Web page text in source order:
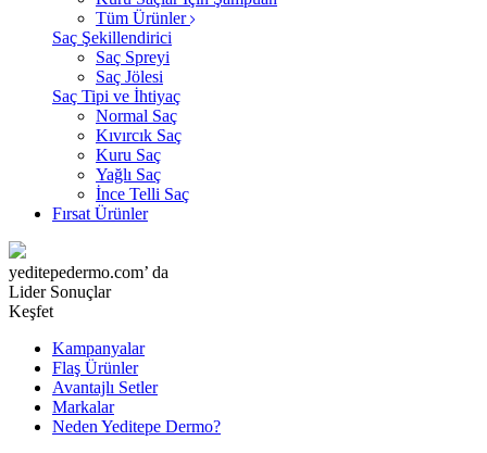
Tüm Ürünler
Saç Şekillendirici
Saç Spreyi
Saç Jölesi
Saç Tipi ve İhtiyaç
Normal Saç
Kıvırcık Saç
Kuru Saç
Yağlı Saç
İnce Telli Saç
Fırsat Ürünler
yeditepedermo.com’ da
Lider Sonuçlar
Keşfet
Kampanyalar
Flaş Ürünler
Avantajlı Setler
Markalar
Neden Yeditepe Dermo?